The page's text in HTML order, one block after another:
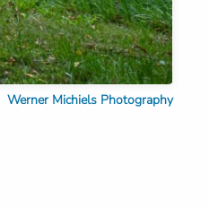
Werner Michiels Photography